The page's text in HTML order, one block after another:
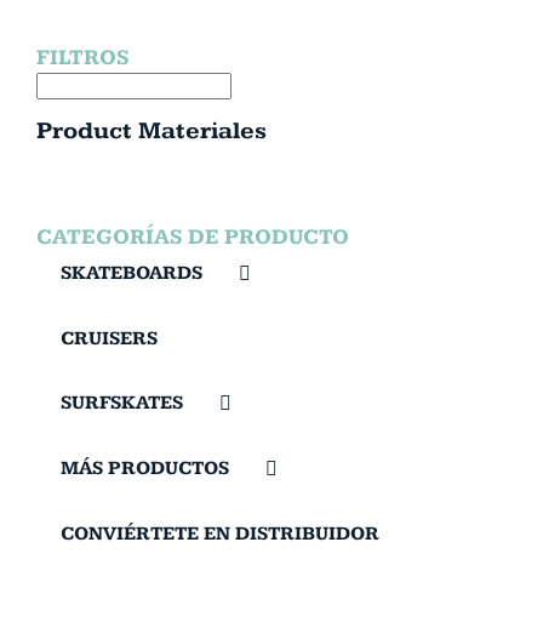
FILTROS
Product Materiales
CATEGORÍAS DE PRODUCTO
SKATEBOARDS
CRUISERS
SURFSKATES
MÁS PRODUCTOS
CONVIÉRTETE EN DISTRIBUIDOR